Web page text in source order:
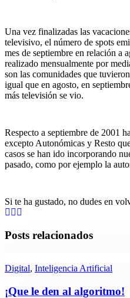
Una vez finalizadas las
televisivo, el número de spots
mes de septiembre en relación a
realizado mensualmente por
son las comunidades que
igual que en agosto, en
más televisión se vio.
Respecto a septiembre de 2001
excepto Autonómicas y Resto
casos se han ido incorporando
pasado, como por ejemplo la
Si te ha gustado, no dudes en
Posts relacionados
Digital, Inteligencia Artificial
¡Que le den al algoritmo!